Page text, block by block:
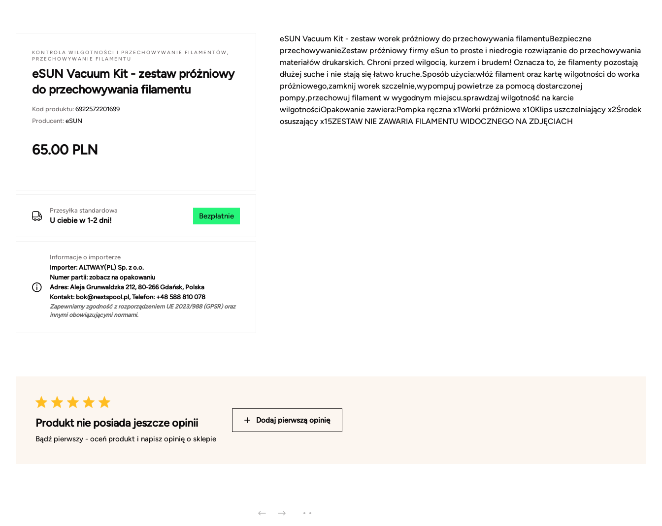
KONTROLA WILGOTNOŚCI I PRZECHOWYWANIE FILAMENTÓW,
PRZECHOWYWANIE FILAMENTU
eSUN Vacuum Kit - zestaw próżniowy
do przechowywania filamentu
Kod produktu: 6922572201699
Producent: eSUN
65.00 PLN
Przesyłka standardowa
U ciebie w 1-2 dni!
Bezpłatnie
Informacje o importerze
Importer: ALTWAY(PL) Sp. z o.o.
Numer partii: zobacz na opakowaniu
Adres: Aleja Grunwaldzka 212, 80-266 Gdańsk, Polska
Kontakt: bok@nextspool.pl, Telefon: +48 588 810 078
Zapewniamy zgodność z rozporządzeniem UE 2023/988 (GPSR) oraz
innymi obowiązującymi normami.
eSUN Vacuum Kit - zestaw worek próżniowy do przechowywania filamentuBezpieczne
przechowywanieZestaw próżniowy firmy eSun to proste i niedrogie rozwiązanie do przechowywania
materiałów drukarskich. Chroni przed wilgocią, kurzem i brudem! Oznacza to, że filamenty pozostają
dłużej suche i nie stają się łatwo kruche.Sposób użycia:włóż filament oraz kartę wilgotności do worka
próżniowego,zamknij worek szczelnie,wypompuj powietrze za pomocą dostarczonej
pompy,przechowuj filament w wygodnym miejscu.sprawdzaj wilgotność na karcie
wilgotnościOpakowanie zawiera:Pompka ręczna x1Worki próżniowe x10Klips uszczelniający x2Środek
osuszający x15ZESTAW NIE ZAWARIA FILAMENTU WIDOCZNEGO NA ZDJĘCIACH
Produkt nie posiada jeszcze opinii
Bądź pierwszy - oceń produkt i napisz opinię o sklepie
Dodaj pierwszą opinię